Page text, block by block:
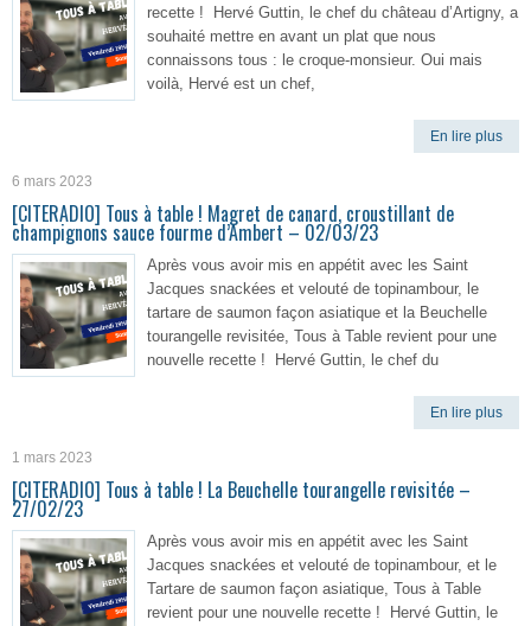
recette ! Hervé Guttin, le chef du château d’Artigny, a
souhaité mettre en avant un plat que nous
connaissons tous : le croque-monsieur. Oui mais
voilà, Hervé est un chef,
En lire plus
6 mars 2023
[CITERADIO] Tous à table ! Magret de canard, croustillant de
champignons sauce fourme d’Ambert – 02/03/23
Après vous avoir mis en appétit avec les Saint
Jacques snackées et velouté de topinambour, le
tartare de saumon façon asiatique et la Beuchelle
tourangelle revisitée, Tous à Table revient pour une
nouvelle recette ! Hervé Guttin, le chef du
En lire plus
1 mars 2023
[CITERADIO] Tous à table ! La Beuchelle tourangelle revisitée –
27/02/23
Après vous avoir mis en appétit avec les Saint
Jacques snackées et velouté de topinambour, et le
Tartare de saumon façon asiatique, Tous à Table
revient pour une nouvelle recette ! Hervé Guttin, le